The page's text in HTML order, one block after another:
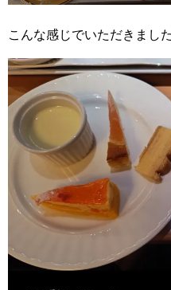
こんな感じでいただきました